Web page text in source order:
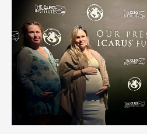
campaña
futuro
Ícaro’,
nacida
en
obtiene
siete